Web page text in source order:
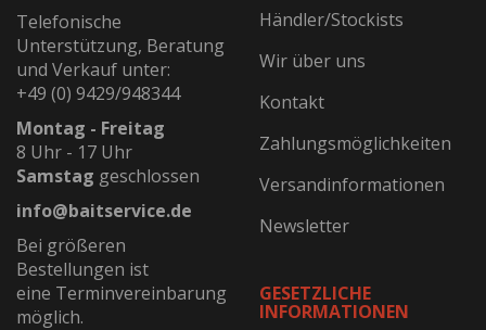
Telefonische
Unterstützung, Beratung
und Verkauf unter:
+49 (0) 9429/948344
Montag - Freitag
8 Uhr - 17 Uhr
Samstag geschlossen
info@baitservice.de
Bei größeren
Bestellungen ist
eine Terminvereinbarung
möglich.
Händler/Stockists
Wir über uns
Kontakt
Zahlungsmöglichkeiten
Versandinformationen
Newsletter
GESETZLICHE
INFORMATIONEN